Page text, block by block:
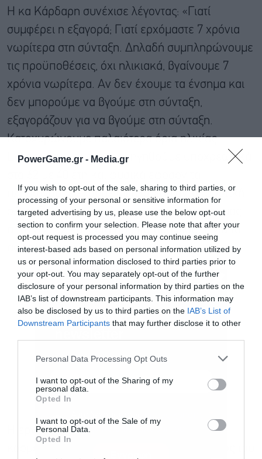
PowerGame.gr - Media.gr
If you wish to opt-out of the sale, sharing to third parties, or
processing of your personal or sensitive information for
targeted advertising by us, please use the below opt-out
section to confirm your selection. Please note that after your
opt-out request is processed you may continue seeing
interest-based ads based on personal information utilized by
us or personal information disclosed to third parties prior to
your opt-out. You may separately opt-out of the further
disclosure of your personal information by third parties on the
IAB’s list of downstream participants. This information may
also be disclosed by us to third parties on the IAB’s List of
Downstream Participants that may further disclose it to other
Personal Data Processing Opt Outs
I want to opt-out of the Sharing of my
personal data.
Opted In
I want to opt-out of the Sale of my
Personal Data.
Opted In
Η κα Κάρδαρη συνέχισε λέγοντας: «Γιατί
συμφέρει η εξαγορά; Γιατί ερχόμαστε 7 χρόνια
νωρίτερα στη σύνταξη. Δηλαδή συμπληρώνουμε
τις προϋποθέσεις, όχι ηλικιακά, βγαίνουμε 7
χρόνια νωρίτερα. Αν δεν έχουμε τα ένσημα και
δεν μπορούμε να βγούμε στη σύνταξη,
εξαγοράζουν για να βγούμε στη σύνταξη.
Κατοχυρώνουμε παλαιότερα όρια ηλικίας.
Ενδεχομένως να μην οδηγηθούμε υποχρεωτικά
πληρώνουμε έχουμε υψηλότερη ανταποδοτική
σύνταξη, η οποία χτίζεται από τις εισφορές μας
από το 2002 και μετά που καταβάλλουμε για το
ασφαλιστικό».
Η εργατολόγος συμπληρώνοντας είπε: «Ο
Εγγραφή στο
newsletter
Αποδέχομαι τους